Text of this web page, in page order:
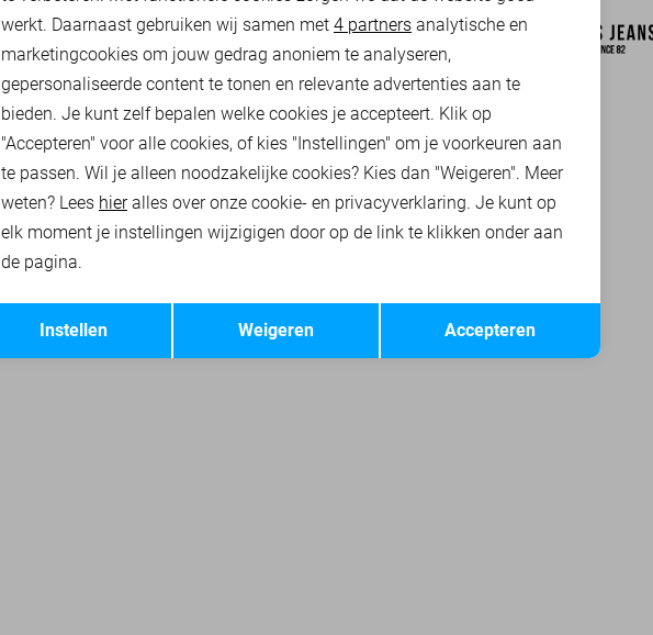
Analytische cookies Marketing cookies
Terug Opslaan
werkt. Daarnaast gebruiken wij samen met 4 partners analytische en
marketingcookies om jouw gedrag anoniem te analyseren,
gepersonaliseerde content te tonen en relevante advertenties aan te
bieden. Je kunt zelf bepalen welke cookies je accepteert. Klik op
"Accepteren" voor alle cookies, of kies "Instellingen" om je voorkeuren aan
te passen. Wil je alleen noodzakelijke cookies? Kies dan "Weigeren". Meer
weten? Lees hieralles over onze cookie- en privacyverklaring. Je kunt op
elk moment je instellingen wijzigigen door op de link te klikken onder aan
de pagina.
Accepteren
Weigeren
Instellen